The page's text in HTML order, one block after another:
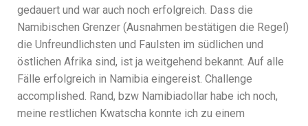
gedauert und war auch noch erfolgreich. Dass die
Namibischen Grenzer (Ausnahmen bestätigen die Regel)
die Unfreundlichsten und Faulsten im südlichen und
östlichen Afrika sind, ist ja weitgehend bekannt. Auf alle
Fälle erfolgreich in Namibia eingereist. Challenge
accomplished. Rand, bzw Namibiadollar habe ich noch,
meine restlichen Kwatscha konnte ich zu einem